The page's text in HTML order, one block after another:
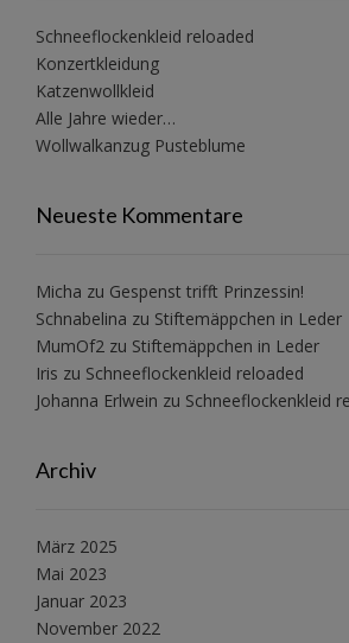
Schneeflockenkleid reloaded
Konzertkleidung
Katzenwollkleid
Alle Jahre wieder…
Wollwalkanzug Pusteblume
Neueste Kommentare
Micha zu Gespenst trifft Prinzessin!
Schnabelina zu Stiftemäppchen in Leder
MumOf2 zu Stiftemäppchen in Leder
Iris zu Schneeflockenkleid reloaded
Johanna Erlwein zu Schneeflockenkleid
Archiv
März 2025
Mai 2023
Januar 2023
November 2022